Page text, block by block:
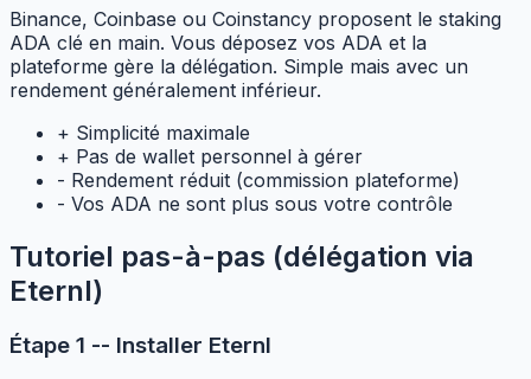
Binance, Coinbase ou Coinstancy proposent le staking
ADA clé en main. Vous déposez vos ADA et la
plateforme gère la délégation. Simple mais avec un
rendement généralement inférieur.
+ Simplicité maximale
+ Pas de wallet personnel à gérer
- Rendement réduit (commission plateforme)
- Vos ADA ne sont plus sous votre contrôle
Tutoriel pas-à-pas (délégation via
Eternl)
Étape 1 -- Installer Eternl